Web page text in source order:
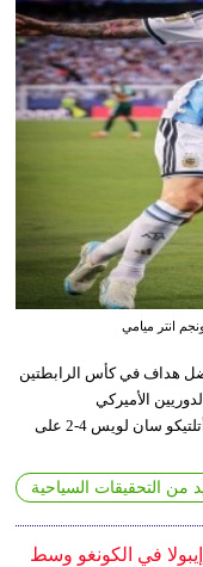
انتر ميامي
هداف في كأس الرابطتين
الأميركي
والمكسيكي، بعدما قاد إنتر ميامي إلى الفوز على أتلتيكو سان لويس 4-2 على
من التحقيقات السياحية
في الكونغو وسط